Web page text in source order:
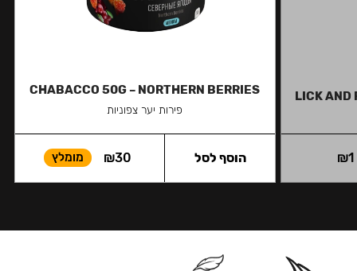
LICK AND
₪1
CHABACCO 50G – NORTHERN BERRIES
פירות יער צפוניות
₪30 מומלץ הוסף לסל